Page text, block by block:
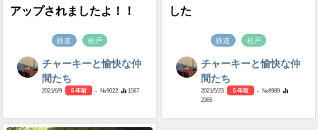
アップされましたよ！！
鉄道 松戸
チャーキーと愉快な仲
間たち
2021/6/9 5 年前 - №9022 1587
した
鉄道 松戸
チャーキーと愉快な仲
間たち
2021/5/23 5 年前
- №8989
2365